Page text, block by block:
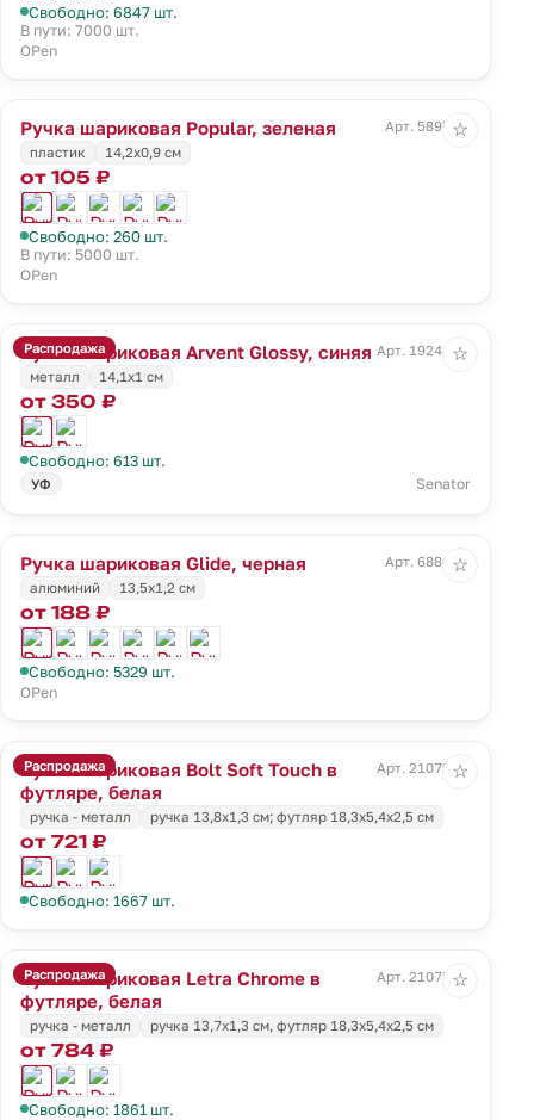
Свободно: 6847 шт.
В пути: 7000 шт.
OPen
Ручка шариковая Popular, зеленая
Арт. 5895.90
пластик
14,2х0,9 см
от 105 ₽
Свободно: 260 шт.
В пути: 5000 шт.
OPen
☆
Распродажа
Ручка шариковая Arvent Glossy, синяя Арт. 19241.40
металл
14,1х1 см
от 350 ₽
Свободно: 613 шт.
УФ Senator
☆
Ручка шариковая Glide, черная
Арт. 6886.30
алюминий
13,5х1,2 см
от 188 ₽
Свободно: 5329 шт.
OPen
☆
Распродажа
Ручка шариковая Bolt Soft Touch в
футляре, белая
Арт. 21072.60
ручка - металл ручка 13,8х1,3 см; футляр 18,3х5,4х2,5 см
от 721 ₽
Свободно: 1667 шт.
☆
Распродажа
Ручка шариковая Letra Chrome в
футляре, белая
Арт. 21075.60
ручка - металл ручка 13,7х1,3 см, футляр 18,3х5,4х2,5 см
от 784 ₽
Свободно: 1861 шт.
☆